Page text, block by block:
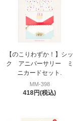
【のこりわずか！】シッ
ク アニバーサリー ミ
ニカードセット.
MM-398
418円(税込)